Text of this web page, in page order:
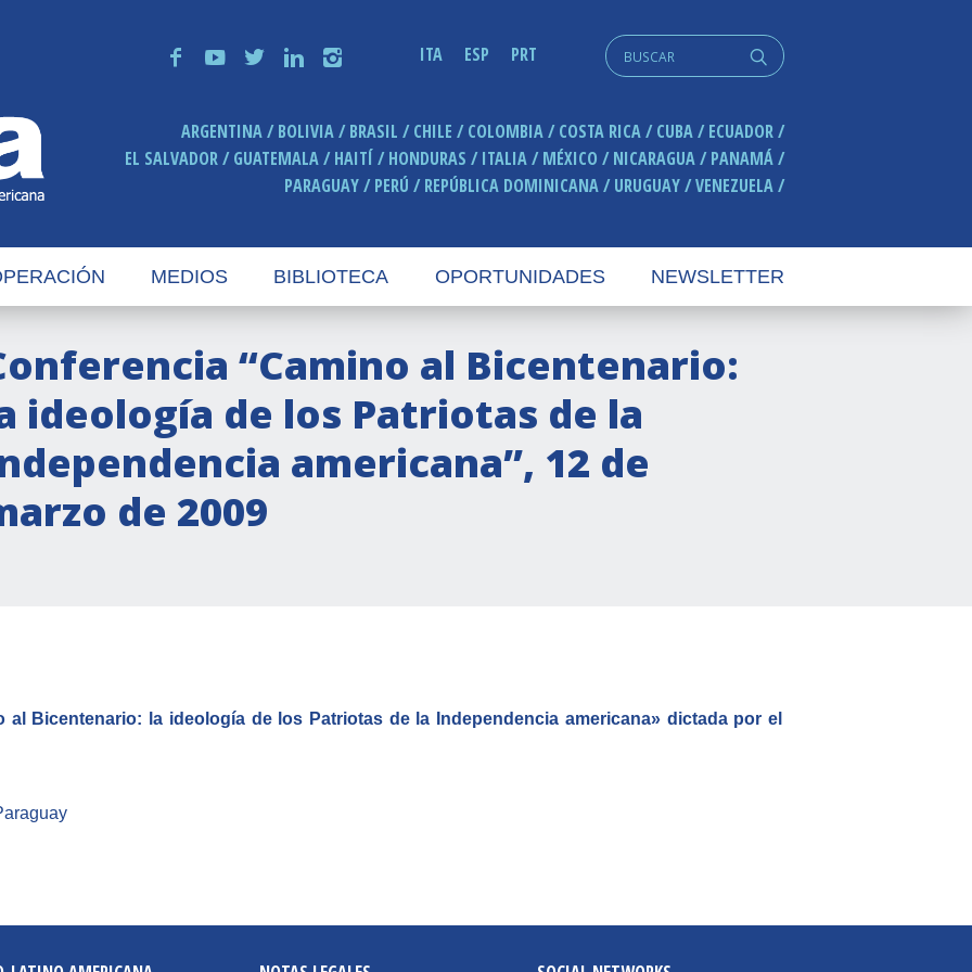
f y t n i ITA ESP PRT q
Search
for:
ARGENTINA BOLIVIA BRASIL CHILE COLOMBIA COSTA RICA CUBA
ECUADOR
EL SALVADOR
GUATEMALA HAITÍ HONDURAS ITALIA MÉXICO NICARAGUA
PANAMÁ
PARAGUAY
PERÚ REPÚBLICA DOMINICANA URUGUAY VENEZUELA
MEDIOS BIBLIOTECA OPORTUNIDADES NEWSLETTER
“Camino al Bicentenario:
ideología de los Patriotas de la
americana”, 12 de
de 2009
al Bicentenario: la ideología de los Patriotas de la Independencia americana» dictada por el